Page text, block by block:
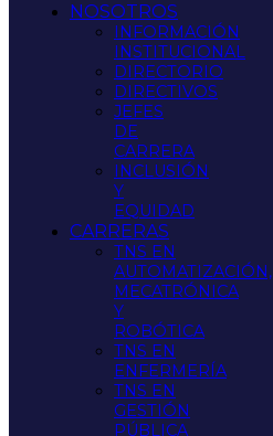
NOSOTROS
INFORMACIÓN
INSTITUCIONAL
DIRECTORIO
DIRECTIVOS
JEFES
DE
CARRERA
INCLUSIÓN
Y
EQUIDAD
CARRERAS
TNS EN
AUTOMATIZACIÓN,
MECATRÓNICA
Y
ROBÓTICA
TNS EN
ENFERMERÍA
TNS EN
GESTIÓN
PÚBLICA